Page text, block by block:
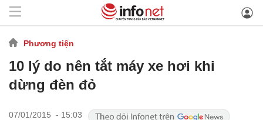
Phương tiện
10 lý do nên tắt máy xe hơi khi
dừng đèn đỏ
07/01/2015 - 15:03